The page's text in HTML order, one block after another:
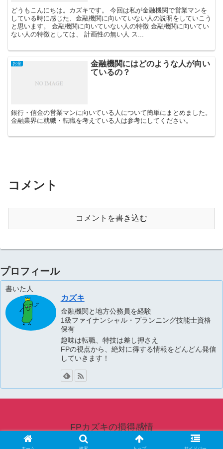
どうもこんにちは。カズキです。 今回は私が金融機関で営業マンを
している時に感じた、金融機関に向いていない人の説明をしていこう
と思います。 金融機関に向いていない人の特徴 金融機関に向いてい
ない人の特徴としては、 計画性の無い人 ス...
お金
金融機関にはどのような人が向い
ているの？
銀行・信金の営業マンに向いている人について簡単にまとめました。
金融業界に就職・転職を考えている人は参考にしてください。
コメント
コメントを書き込む
プロフィール
書いた人
カズキ
金融機関と地方公務員を経験
1級ファイナンシャル・プランニング技能士資格
保有
趣味は転職、特技は差し押さえ
FPの視点から、絶対に得する情報をどんどん発信
していきます！
FPカズキの損得感情
© 2020 FPカズキの損得感情.